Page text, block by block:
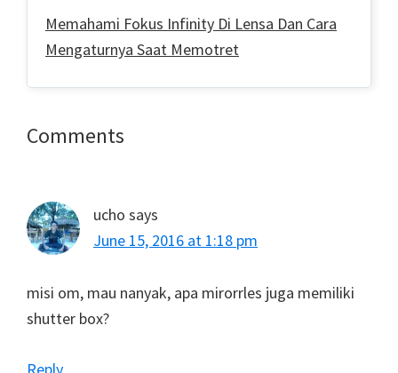
Memahami Fokus Infinity Di Lensa Dan Cara
Mengaturnya Saat Memotret
Reader
Comments
ucho says
June 15, 2016 at 1:18 pm
misi om, mau nanyak, apa mirorrles juga memiliki
shutter box?
Reply